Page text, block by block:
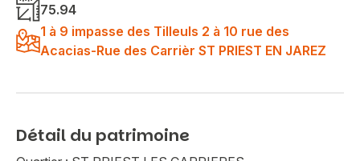
75.94
1 à 9 impasse des Tilleuls 2 à 10 rue des
Acacias-Rue des Carrièr ST PRIEST EN JAREZ
Détail du patrimoine